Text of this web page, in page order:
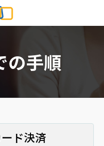
の手順
ド決済